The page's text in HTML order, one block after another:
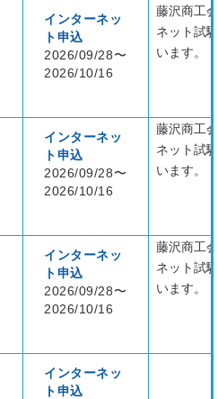
インターネッ
ト申込
2026/09/28〜
2026/10/16
藤沢商工
ネット試
います。
インターネッ
ト申込
2026/09/28〜
2026/10/16
藤沢商工
ネット試
います。
インターネッ
ト申込
2026/09/28〜
2026/10/16
藤沢商工
ネット試
います。
インターネッ
ト申込